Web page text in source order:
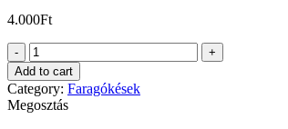
4.000Ft
Keskeny
hosszú
hegyes
quantity
Add to cart
Category: Faragókések
Megosztás